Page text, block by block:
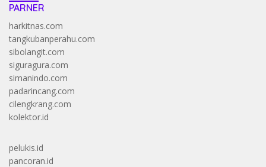
PARNER
harkitnas.com
tangkubanperahu.com
sibolangit.com
siguragura.com
simanindo.com
padarincang.com
cilengkrang.com
kolektor.id
pelukis.id
pancoran.id